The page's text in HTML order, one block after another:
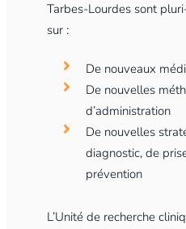
Tarbes-Lourdes sont
sur :
De nouveaux
De nouvelles
d’administration
De nouvelles
diagnostic, de
prévention
L’Unité de recherche